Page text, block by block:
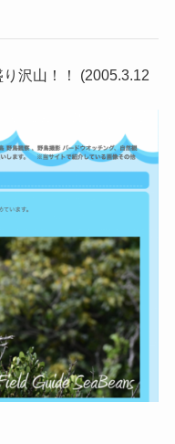
沢山！！ (2005.3.12